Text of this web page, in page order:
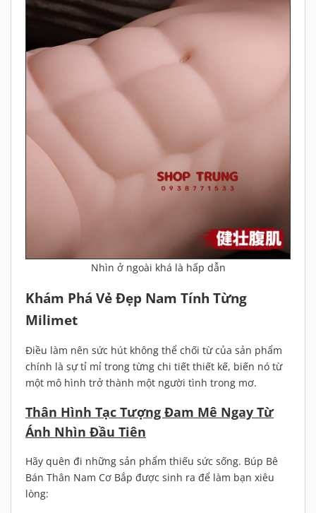
Nhìn ở ngoài khá là hấp dẫn
Khám Phá Vẻ Đẹp Nam Tính Từng
Milimet
Điều làm nên sức hút không thể chối từ của sản phẩm
chính là sự tỉ mỉ trong từng chi tiết thiết kế, biến nó từ
một mô hình trở thành một người tình trong mơ.
Thân Hình Tạc Tượng Đam Mê Ngay Từ
Ánh Nhìn Đầu Tiên
Hãy quên đi những sản phẩm thiếu sức sống. Búp Bê
Bán Thân Nam Cơ Bắp được sinh ra để làm bạn xiêu
lòng: